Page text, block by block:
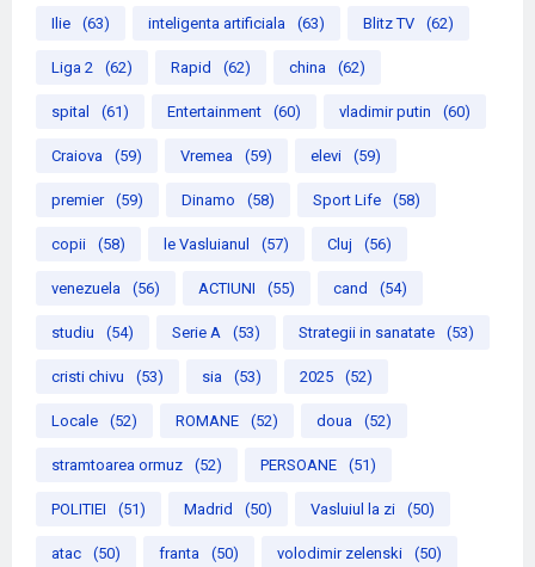
Ilie (63) inteligenta artificiala (63) Blitz TV (62)
Liga 2 (62) Rapid (62) china (62)
spital (61) Entertainment (60) vladimir putin (60)
Craiova (59) Vremea (59) elevi (59)
premier (59) Dinamo (58) Sport Life (58)
copii (58) le Vasluianul (57) Cluj (56)
venezuela (56) ACTIUNI (55) cand (54)
studiu (54) Serie A (53) Strategii in sanatate (53)
cristi chivu (53) sia (53) 2025 (52)
Locale (52) ROMANE (52) doua (52)
stramtoarea ormuz (52) PERSOANE (51)
POLITIEI (51) Madrid (50) Vasluiul la zi (50)
atac (50) franta (50) volodimir zelenski (50)